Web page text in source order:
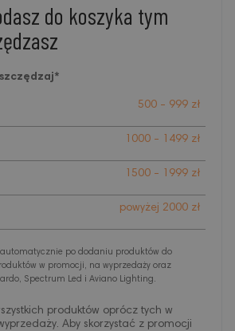
do koszyka tym
500 - 999 zł
1000 - 1499 zł
1500 - 1999 zł
powyżej 2000 zł
po dodaniu produktów do
w promocji, na wyprzedaży oraz
Spectrum Led i Aviano Lighting.
produktów oprócz tych w
Aby skorzystać z promocji